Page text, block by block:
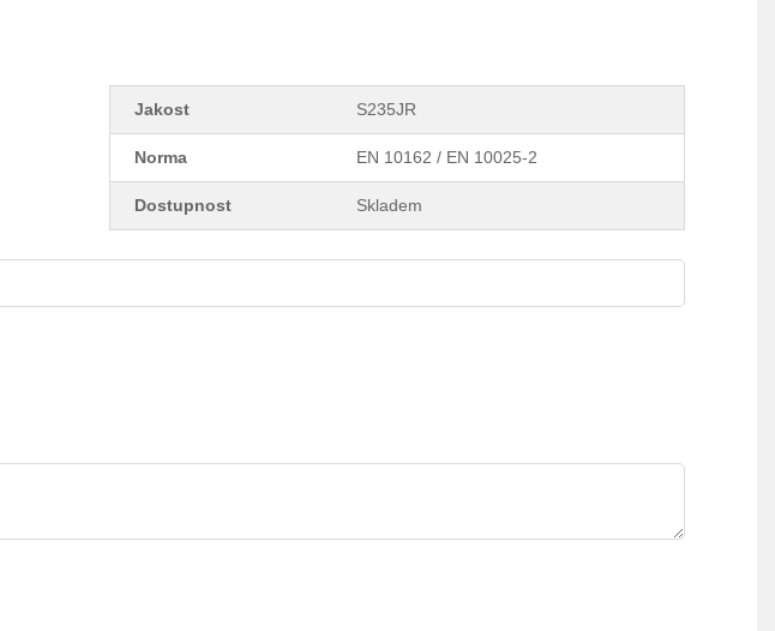
Jakost S235JR
Norma EN 10162 / EN 10025-2
Dostupnost Skladem